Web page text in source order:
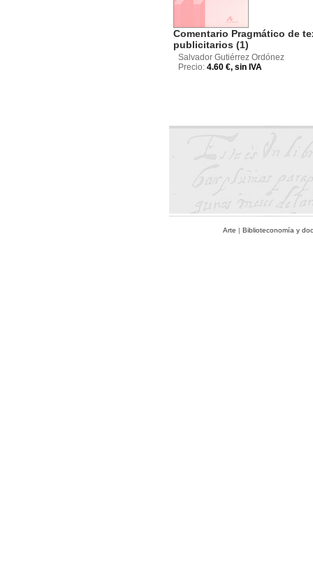
Comentario Pragmático de
publicitarios (1)
Salvador Gutiérrez Ordónez
Precio: 4.60 €, sin IVA
Arte | Biblioteconomía y